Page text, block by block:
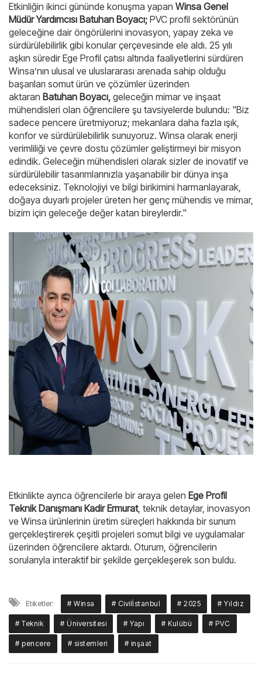
Etkinliğin ikinci gününde konuşma yapan Winsa Genel
Müdür Yardımcısı Batuhan Boyacı; PVC profil sektörünün
geleceğine dair öngörülerini inovasyon, yapay zeka ve
sürdürülebilirlik gibi konular çerçevesinde ele aldı. 25 yılı
aşkın süredir Ege Profil çatısı altında faaliyetlerini sürdüren
Winsa’nın ulusal ve uluslararası arenada sahip olduğu
başarıları somut ürün ve çözümler üzerinden
aktaran Batuhan Boyacı, geleceğin mimar ve inşaat
mühendisleri olan öğrencilere şu tavsiyelerde bulundu: "Biz
sadece pencere üretmiyoruz; mekanlara daha fazla ışık,
konfor ve sürdürülebilirlik sunuyoruz. Winsa olarak enerji
verimliliği ve çevre dostu çözümler geliştirmeyi bir misyon
edindik. Geleceğin mühendisleri olarak sizler de inovatif ve
sürdürülebilir tasarımlarınızla yaşanabilir bir dünya inşa
edeceksiniz. Teknolojiyi ve bilgi birikimini harmanlayarak,
doğaya duyarlı projeler üreten her genç mühendis ve mimar,
bizim için geleceğe değer katan bireylerdir."
Etkinlikte ayrıca öğrencilerle bir araya gelen Ege Profil
Teknik Danışmanı Kadir Ermurat, teknik detaylar, inovasyon
ve Winsa ürünlerinin üretim süreçleri hakkında bir sunum
gerçekleştirerek çeşitli projeleri somut bilgi ve uygulamalar
üzerinden öğrencilere aktardı. Oturum, öğrencilerin
sorularıyla interaktif bir şekilde gerçekleşerek son buldu.
Etiketler: # Winsa # Civilİstanbul # 2025 # Yıldız
# Teknik # Üniversitesi # Yapı # Kulübü # PVC
# pencere # sistemleri # inşaat